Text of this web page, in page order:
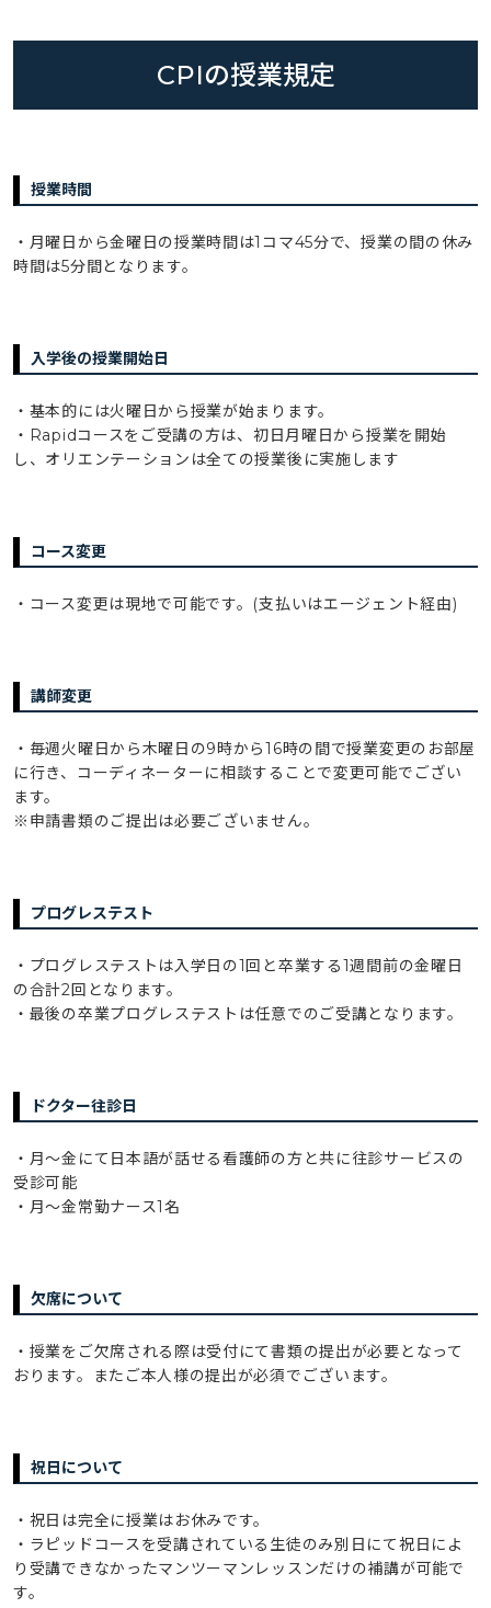
CPIの授業規定
授業時間
・月曜日から金曜日の授業時間は1コマ45分で、授業の間の休み
時間は5分間となります。
入学後の授業開始日
・基本的には火曜日から授業が始まります。
・Rapidコースをご受講の方は、初日月曜日から授業を開始
し、オリエンテーションは全ての授業後に実施します
コース変更
・コース変更は現地で可能です。(支払いはエージェント経由)
講師変更
・毎週火曜日から木曜日の9時から16時の間で授業変更のお部屋
に行き、コーディネーターに相談することで変更可能でござい
ます。
※申請書類のご提出は必要ございません。
プログレステスト
・プログレステストは入学日の1回と卒業する1週間前の金曜日
の合計2回となります。
・最後の卒業プログレステストは任意でのご受講となります。
ドクター往診日
・月～金にて日本語が話せる看護師の方と共に往診サービスの
受診可能
・月～金常勤ナース1名
欠席について
・授業をご欠席される際は受付にて書類の提出が必要となって
おります。またご本人様の提出が必須でございます。
祝日について
・祝日は完全に授業はお休みです。
・ラピッドコースを受講されている生徒のみ別日にて祝日によ
り受講できなかったマンツーマンレッスンだけの補講が可能で
す。